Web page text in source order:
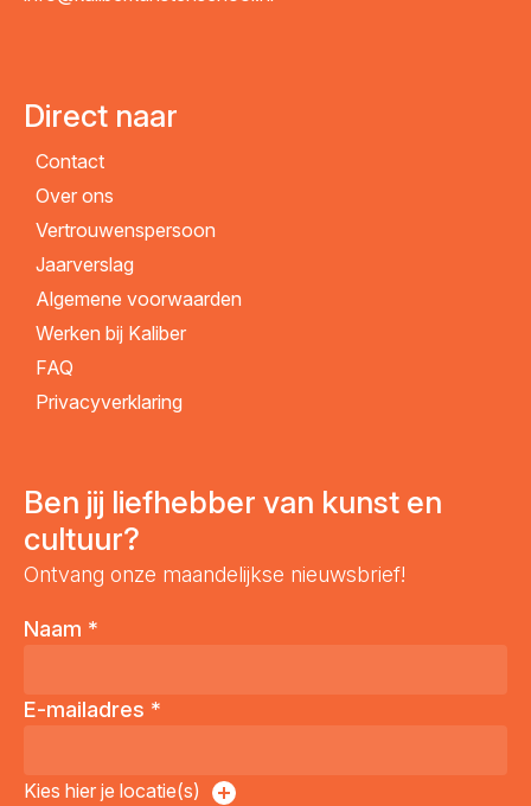
Direct naar
Contact
Over ons
Vertrouwenspersoon
Jaarverslag
Algemene voorwaarden
Werken bij Kaliber
FAQ
Privacyverklaring
Ben jij liefhebber van kunst en
cultuur?
Ontvang onze maandelijkse nieuwsbrief!
Naam *
E-mailadres *
Kies hier je locatie(s)